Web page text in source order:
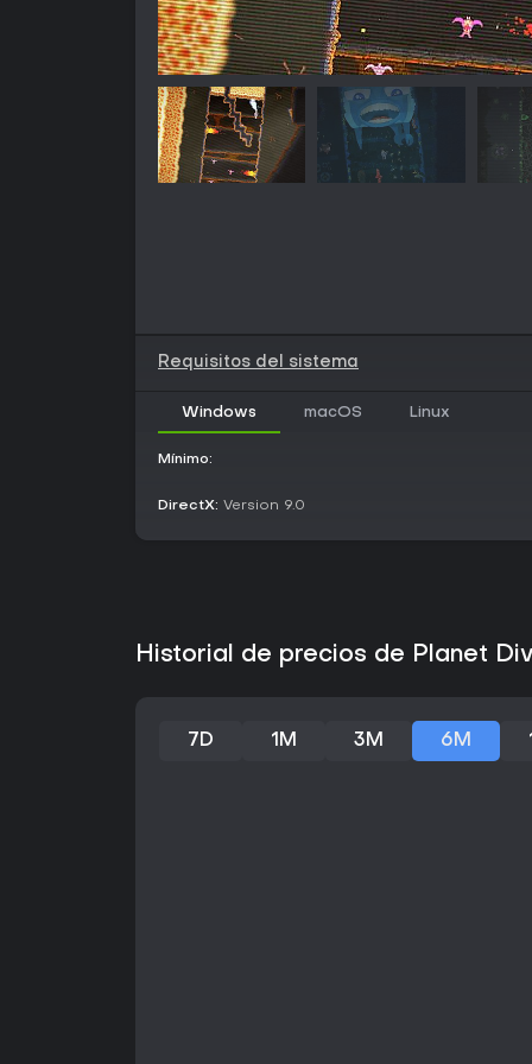
Requisitos del sistema
Windows macOS Linux
Mínimo:
DirectX: Version 9.0
Historial de precios de Planet
7D 1M 3M 6M